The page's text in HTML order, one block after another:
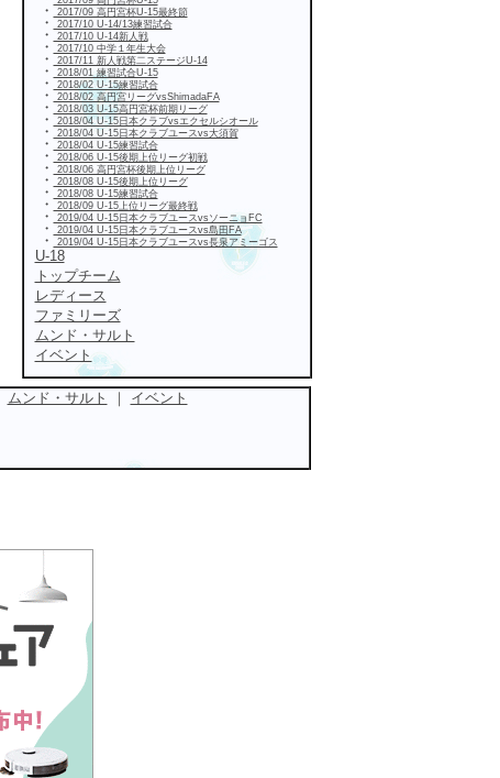
・ 2017/09 高円宮杯U-15最終節
・ 2017/10 U-14/13練習試合
・ 2017/10 U-14新人戦
・ 2017/10 中学１年生大会
・ 2017/11 新人戦第二ステージU-14
・ 2018/01 練習試合U-15
・ 2018/02 U-15練習試合
・ 2018/02 高円宮リーグvsShimadaFA
・ 2018/03 U-15高円宮杯前期リーグ
・ 2018/04 U-15日本クラブvsエクセルシオール
・ 2018/04 U-15日本クラブユースvs大須賀
・ 2018/04 U-15練習試合
・ 2018/06 U-15後期上位リーグ初戦
・ 2018/06 高円宮杯後期上位リーグ
・ 2018/08 U-15後期上位リーグ
・ 2018/08 U-15練習試合
・ 2018/09 U-15上位リーグ最終戦
・ 2019/04 U-15日本クラブユースvsソーニョFC
・ 2019/04 U-15日本クラブユースvs島田FA
・ 2019/04 U-15日本クラブユースvs長泉アミーゴス
U-18
トップチーム
レディース
ファミリーズ
ムンド・サルト
イベント
ムンド・サルト ｜ イベント